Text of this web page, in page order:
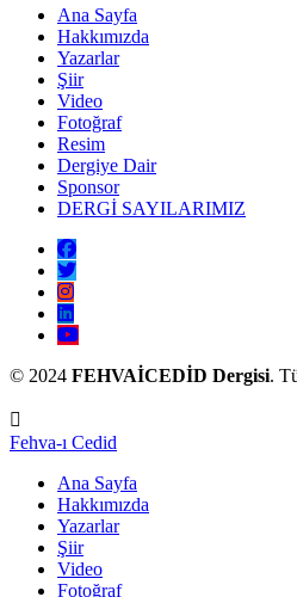
Ana Sayfa
Hakkımızda
Yazarlar
Şiir
Video
Fotoğraf
Resim
Dergiye Dair
Sponsor
DERGİ SAYILARIMIZ
© 2024 FEHVAİCEDİD Dergisi.
Fehva-ı Cedid
Ana Sayfa
Hakkımızda
Yazarlar
Şiir
Video
Fotoğraf